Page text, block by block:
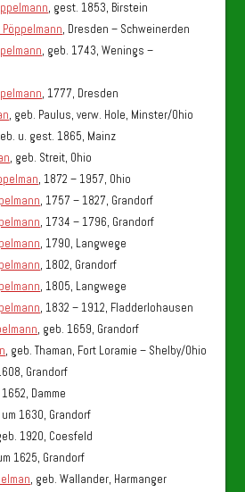
, gest. 1853, Birstein
, Dresden – Schweinerden
, geb. 1743, Wenings –
, 1777, Dresden
, geb. Paulus, verw. Hole, Minster/Ohio
u. gest. 1865, Mainz
, geb. Streit, Ohio
, 1872 – 1957, Ohio
, 1757 – 1827, Grandorf
, 1734 – 1796, Grandorf
, 1790, Langwege
, 1802, Grandorf
, 1805, Langwege
, 1832 – 1912, Fladderlohausen
, geb. 1659, Grandorf
, geb. Thaman, Fort Loramie – Shelby/Ohio
Grandorf
Damme
um 1630, Grandorf
1920, Coesfeld
1625, Grandorf
, geb. Wallander, Harmanger